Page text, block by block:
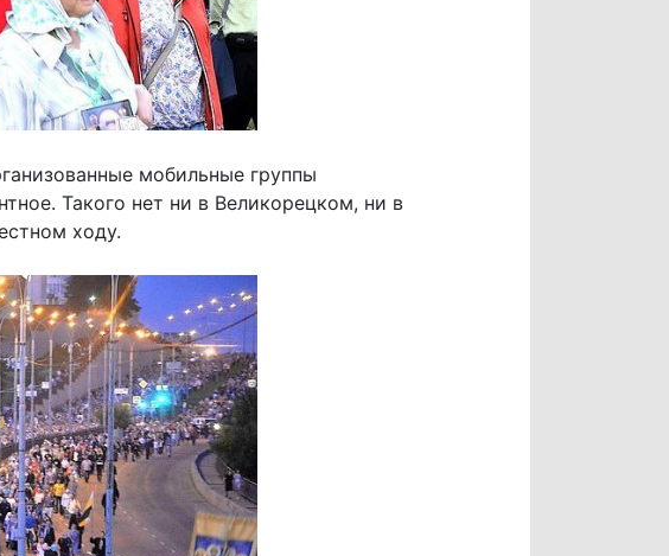
мобильные группы
Такого нет ни в Великорецком, ни в
ходу.